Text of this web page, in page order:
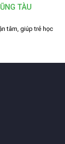
TÀU
tâm, giúp trẻ học